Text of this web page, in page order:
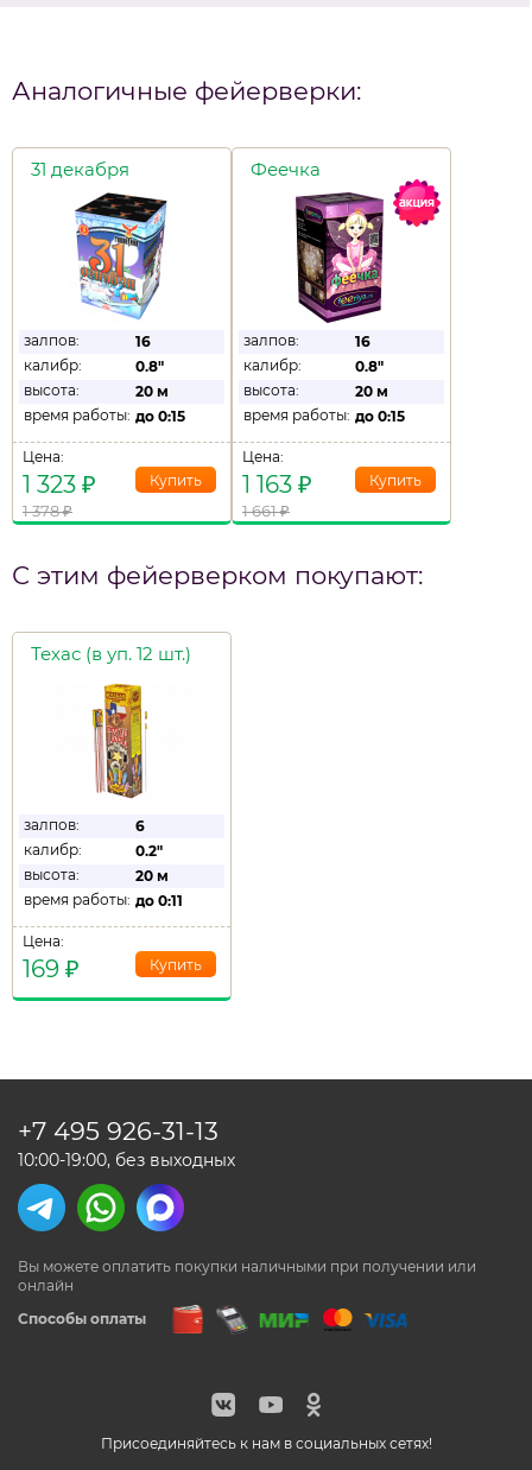
Аналогичные фейерверки:
31 декабря
залпов:
16
калибр:
0.8"
высота:
20 м
время работы: до 0:15
Цена:
1 323 ₽
1 378₽
Феечка
залпов:
16
калибр:
0.8"
высота:
20 м
время работы: до 0:15
Цена:
1 163 ₽
1 661₽
С этим фейерверком покупают:
Техас (в уп. 12 шт.)
залпов:
6
калибр:
0.2"
высота:
20 м
время работы: до 0:11
Цена:
169 ₽
Присоединяйтесь к нам в социальных сетях!
Способы оплаты
Вы можете оплатить покупки наличными при получении или
онлайн
+7 495 926-31-13
10:00-19:00, без выходных